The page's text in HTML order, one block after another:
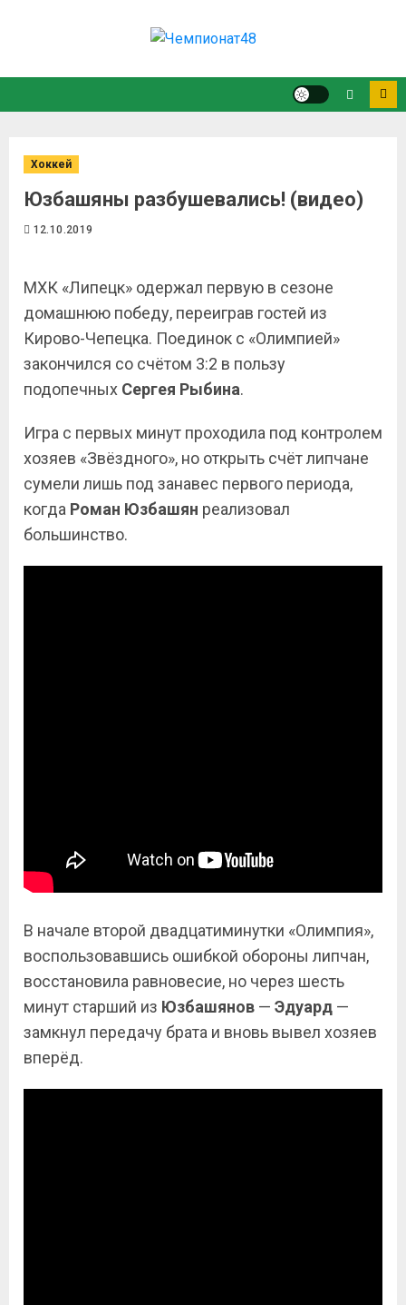
Хоккей
Юзбашяны разбушевались! (видео)
12.10.2019
МХК «Липецк» одержал первую в сезоне
домашнюю победу, переиграв гостей из
Кирово-Чепецка. Поединок с «Олимпией»
закончился со счётом 3:2 в пользу
подопечных Сергея Рыбина.
Игра с первых минут проходила под контролем
хозяев «Звёздного», но открыть счёт липчане
сумели лишь под занавес первого периода,
когда Роман Юзбашян реализовал
большинство.
В начале второй двадцатиминутки «Олимпия»,
воспользовавшись ошибкой обороны липчан,
восстановила равновесие, но через шесть
минут старший из Юзбашянов — Эдуард —
замкнул передачу брата и вновь вывел хозяев
вперёд.